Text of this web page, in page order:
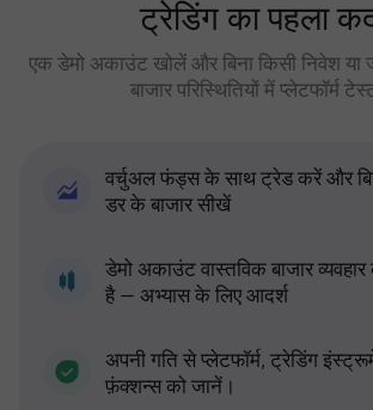
ट्रेडिंग का पहला
एक डेमो अकाउंट खोलें और बिना किसी निवेश या
बाजार परिस्थितियों में प्लेटफॉर्म
वर्चुअल फंड्स के साथ ट्रेड करें और
डर के बाजार सीखें
डेमो अकाउंट वास्तविक बाजार
है — अभ्यास के लिए आदर्श
अपनी गति से प्लेटफॉर्म, ट्रेडिंग
फ़ंक्शन्स को जानें।